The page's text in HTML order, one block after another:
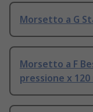
Morsetto a G
Morsetto a F
pressione x 120